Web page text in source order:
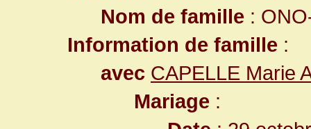
Nom de famille :
Information de famille :
avec CAPELLE Marie
Mariage :